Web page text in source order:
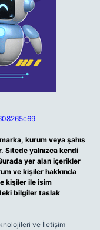
kurum veya şahıs
Sitede yalnızca kendi
yer alan içerikler
ve kişiler hakkında
kişiler ile isim
bilgiler taslak
ve İletişim